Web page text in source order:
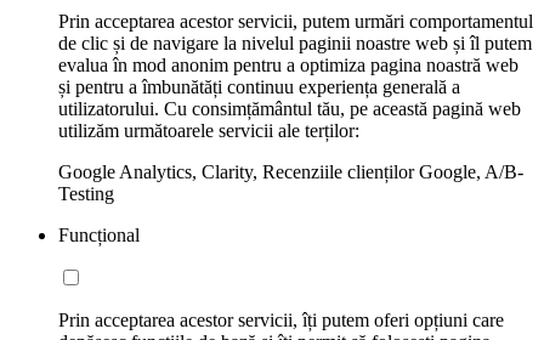
Prin acceptarea acestor servicii, putem urmări comportamentul
de clic și de navigare la nivelul paginii noastre web și îl putem
evalua în mod anonim pentru a optimiza pagina noastră web
și pentru a îmbunătăți continuu experiența generală a
utilizatorului. Cu consimțământul tău, pe această pagină web
utilizăm următoarele servicii ale terților:
Google Analytics, Clarity, Recenziile clienților Google, A/B-
Testing
Funcțional
Prin acceptarea acestor servicii, îți putem oferi opțiuni care